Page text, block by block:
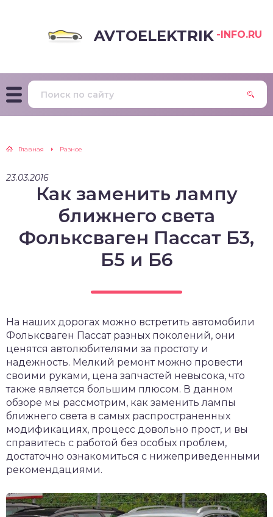
AVTOELEKTRIK -INFO.RU
Главная Разное
23.03.2016
Как заменить лампу
ближнего света
Фольксваген Пассат Б3,
Б5 и Б6
На наших дорогах можно встретить автомобили
Фольксваген Пассат разных поколений, они
ценятся автолюбителями за простоту и
надежность. Мелкий ремонт можно провести
своими руками, цена запчастей невысока, что
также является большим плюсом. В данном
обзоре мы рассмотрим, как заменить лампы
ближнего света в самых распространенных
модификациях, процесс довольно прост, и вы
справитесь с работой без особых проблем,
достаточно ознакомиться с нижеприведенными
рекомендациями.